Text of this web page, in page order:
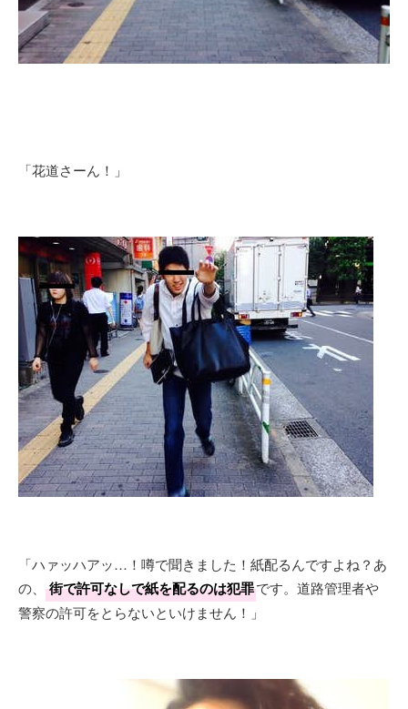
「花道さーん！」
「ハァッハアッ…！噂で聞きました！紙配るんですよね？あ
の、
街で許可なしで紙を配るのは犯罪です。道路管理者や
警察の許可をとらないといけません！」